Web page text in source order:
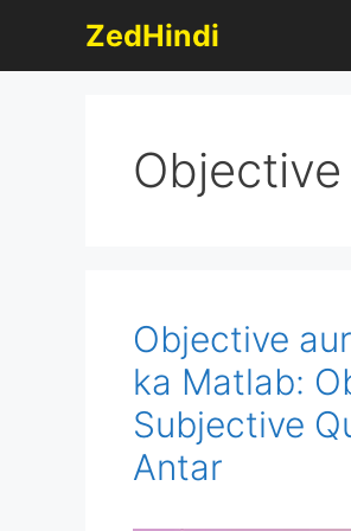
content
ZedHindi
Objective
Objective
ka Matlab:
Subjective
Antar